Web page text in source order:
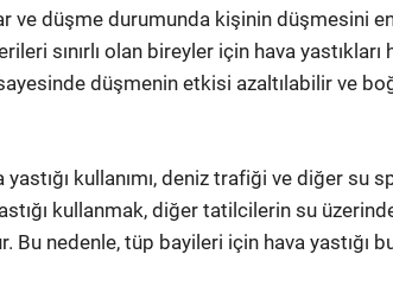
ve düşme durumunda kişinin düşmesini
sınırlı olan bireyler için hava
düşmenin etkisi azaltılabilir ve
kullanımı, deniz trafiği ve diğer su
kullanmak, diğer tatilcilerin su
Bu nedenle, tüp bayileri için hava yastığı